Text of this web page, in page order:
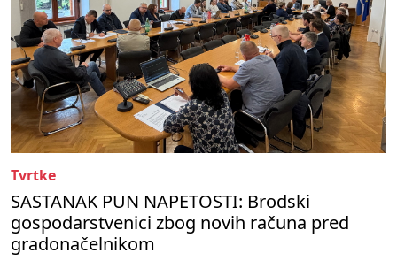
Tvrtke
SASTANAK PUN NAPETOSTI: Brodski
gospodarstvenici zbog novih računa pred
gradonačelnikom